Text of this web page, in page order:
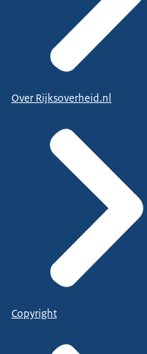
Over Rijksoverheid.nl
Copyright